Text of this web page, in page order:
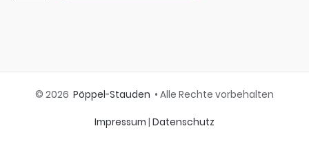
© 2026 Pöppel-Stauden • Alle Rechte vorbehalten
Impressum | Datenschutz